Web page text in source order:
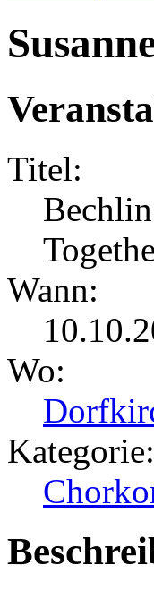
Titel:
Wann:
Wo:
Kategorie: